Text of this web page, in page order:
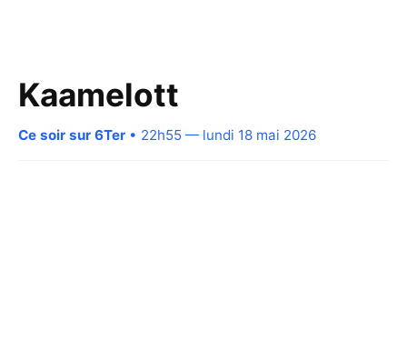
Kaamelott
Ce soir sur 6Ter • 22h55 — lundi 18 mai 2026